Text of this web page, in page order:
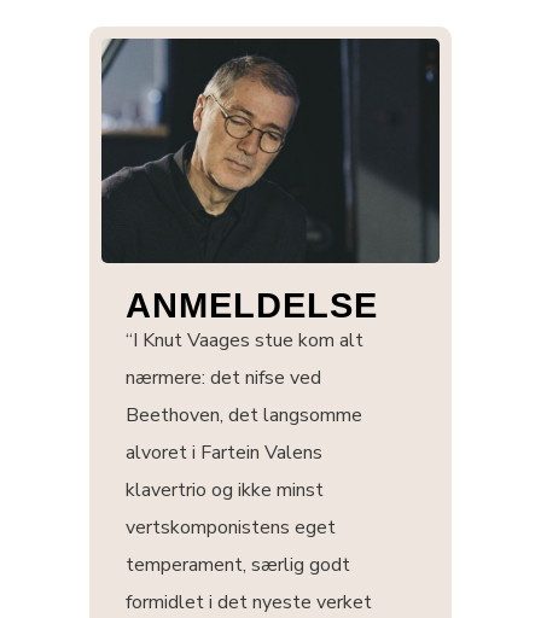
ANMELDELSE
“I Knut Vaages stue kom alt
nærmere: det nifse ved
Beethoven, det langsomme
alvoret i Fartein Valens
klavertrio og ikke minst
vertskomponistens eget
temperament, særlig godt
formidlet i det nyeste verket